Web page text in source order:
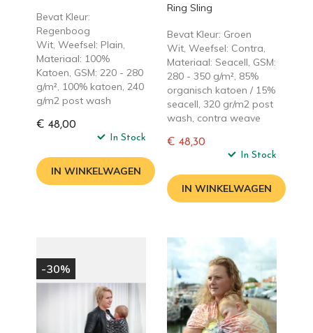
Bevat Kleur:
Regenboog
Wit, Weefsel: Plain,
Materiaal: 100%
Katoen, GSM: 220 - 280
g/m², 100% katoen, 240
g/m2 post wash
€ 48,00
In Stock
IN WINKELWAGEN
Ring Sling
Bevat Kleur: Groen
Wit, Weefsel: Contra,
Materiaal: Seacell, GSM:
280 - 350 g/m², 85%
organisch katoen / 15%
seacell, 320 gr/m2 post
wash, contra weave
€ 48,30
In Stock
IN WINKELWAGEN
-30%